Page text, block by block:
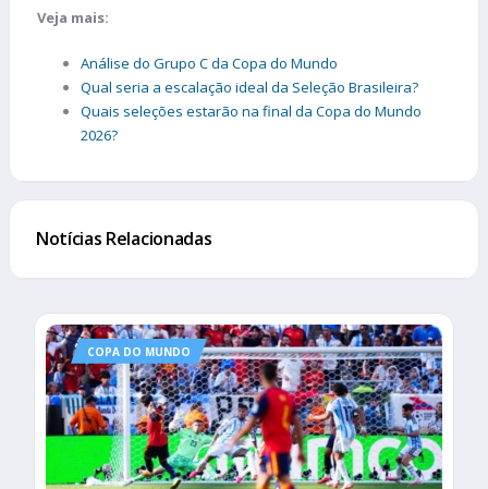
Veja mais:
Análise do Grupo C da Copa do Mundo
Qual seria a escalação ideal da Seleção Brasileira?
Quais seleções estarão na final da Copa do Mundo
2026?
Notícias Relacionadas
COPA DO MUNDO